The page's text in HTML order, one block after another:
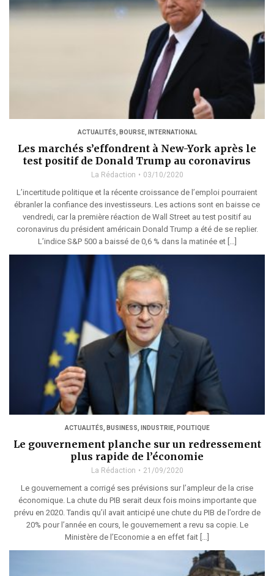
ACTUALITÉS BOURSE, INTERNATIONAL
Les marchés s’effondrent à New-York après le
test positif de Donald Trump au coronavirus
La Rédaction 03/10/2020
L’incertitude politique et la récente croissance de l’emploi pourraient
ébranler la confiance des investisseurs. Les actions sont en baisse ce
vendredi, car la première réaction de Wall Street au test positif au
coronavirus du président américain Donald Trump a été de se replier.
L’indice S&P 500 a baissé de 0,6 % dans la matinée et […]
ACTUALITÉS, BUSINESS, INDUSTRIE, POLITIQUE
Le gouvernement planche sur un redressement
plus rapide de l’économie
La Rédaction 21/09/2020
Le gouvernement a corrigé ses prévisions sur l’ampleur de la crise
économique. La chute du PIB serait deux fois moins importante que
prévu en 2020. Tandis qu’il avait anticipé une chute du PIB de l’ordre de
20% pour l’année en cours, le gouvernement a revu sa copie. Le
Ministère de l’Economie a en effet fait […]